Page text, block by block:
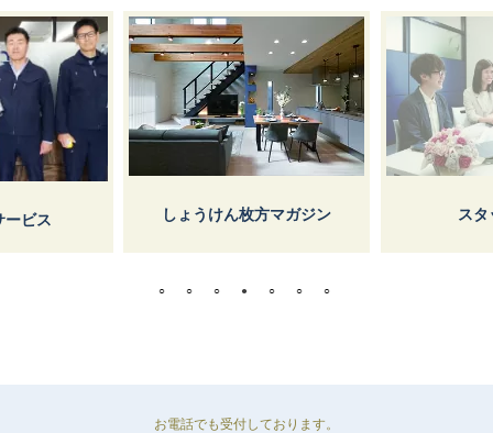
ービス しょうけん枚方マガジン ス
お電話でも受付しております。